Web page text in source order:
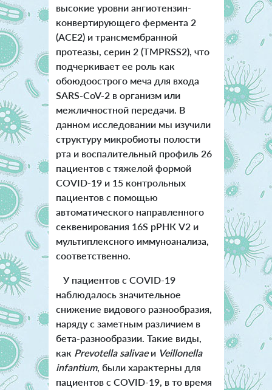
высокие уровни ангиотензин-
конвертирующего фермента 2
(ACE2) и трансмембранной
протеазы, серин 2 (TMPRSS2), что
подчеркивает ее роль как
обоюдоострого меча для входа
SARS-CoV-2 в организм или
межличностной передачи. В
данном исследовании мы изучили
структуру микробиоты полости
рта и воспалительный профиль 26
пациентов с тяжелой формой
COVID-19 и 15 контрольных
пациентов с помощью
автоматического направленного
секвенирования 16S рРНК V2 и
мультиплексного иммуноанализа,
соответственно.
У пациентов с COVID-19
наблюдалось значительное
снижение видового разнообразия,
наряду с заметным различием в
бета-разнообразии. Такие виды,
как Prevotella salivaeи Veillonella
infantium, были характерны для
пациентов с COVID-19, в то время